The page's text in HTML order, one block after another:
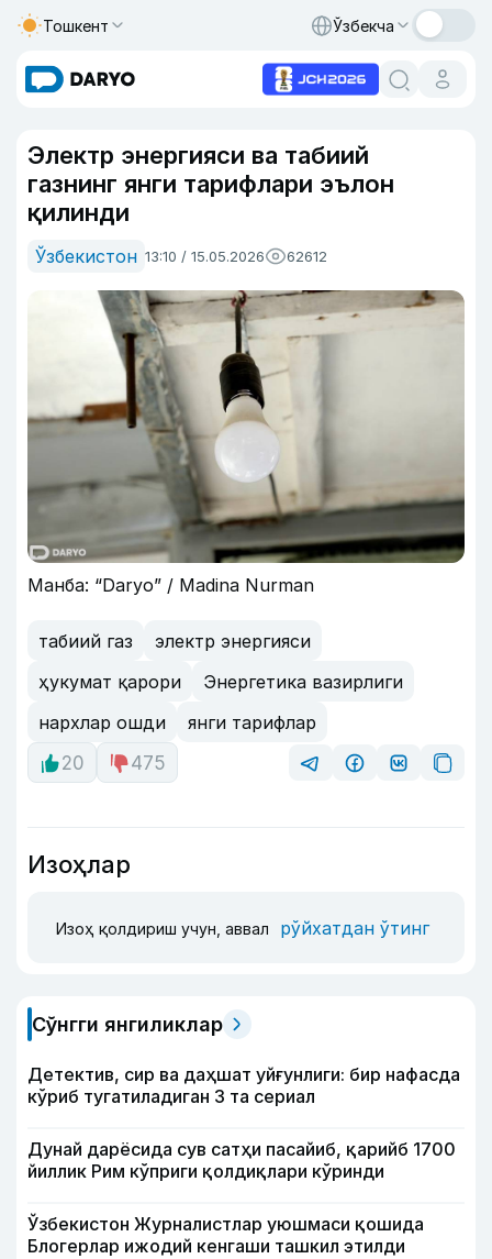
Тошкент Ўзбекча
Электр энергияси ва табиий
газнинг янги тарифлари эълон
қилинди
Ўзбекистон 13:10 / 15.05.2026 62612
Манба: “Daryo” / Madina Nurman
табиий газ
электр энергияси
ҳукумат қарори
Энергетика вазирлиги
нархлар ошди
янги тарифлар
20
475
Изоҳлар
Изоҳ қолдириш учун, аввал рўйхатдан ўтинг
Сўнгги янгиликлар
Детектив, сир ва даҳшат уйғунлиги: бир нафасда
кўриб тугатиладиган 3 та сериал
Дунай дарёсида сув сатҳи пасайиб, қарийб 1700
йиллик Рим кўприги қолдиқлари кўринди
Ўзбекистон Журналистлар уюшмаси қошида
Блогерлар ижодий кенгаши ташкил этилди